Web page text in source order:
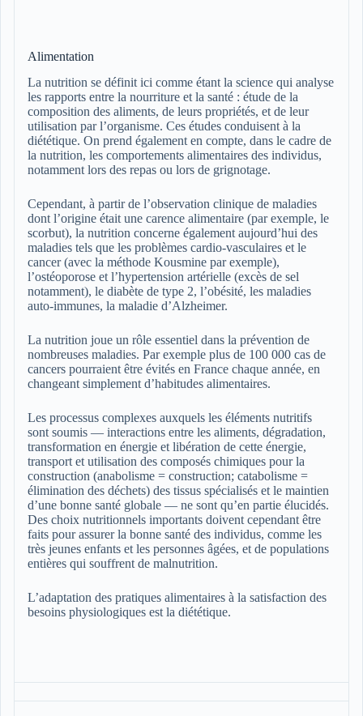
Alimentation
La nutrition se définit ici comme étant la science qui analyse
les rapports entre la nourriture et la santé : étude de la
composition des aliments, de leurs propriétés, et de leur
utilisation par l’organisme. Ces études conduisent à la
diététique. On prend également en compte, dans le cadre de
la nutrition, les comportements alimentaires des individus,
notamment lors des repas ou lors de grignotage.
Cependant, à partir de l’observation clinique de maladies
dont l’origine était une carence alimentaire (par exemple, le
scorbut), la nutrition concerne également aujourd’hui des
maladies tels que les problèmes cardio-vasculaires et le
cancer (avec la méthode Kousmine par exemple),
l’ostéoporose et l’hypertension artérielle (excès de sel
notamment), le diabète de type 2, l’obésité, les maladies
auto-immunes, la maladie d’Alzheimer.
La nutrition joue un rôle essentiel dans la prévention de
nombreuses maladies. Par exemple plus de 100 000 cas de
cancers pourraient être évités en France chaque année, en
changeant simplement d’habitudes alimentaires.
Les processus complexes auxquels les éléments nutritifs
sont soumis — interactions entre les aliments, dégradation,
transformation en énergie et libération de cette énergie,
transport et utilisation des composés chimiques pour la
construction (anabolisme = construction; catabolisme =
élimination des déchets) des tissus spécialisés et le maintien
d’une bonne santé globale — ne sont qu’en partie élucidés.
Des choix nutritionnels importants doivent cependant être
faits pour assurer la bonne santé des individus, comme les
très jeunes enfants et les personnes âgées, et de populations
entières qui souffrent de malnutrition.
L’adaptation des pratiques alimentaires à la satisfaction des
besoins physiologiques est la diététique.